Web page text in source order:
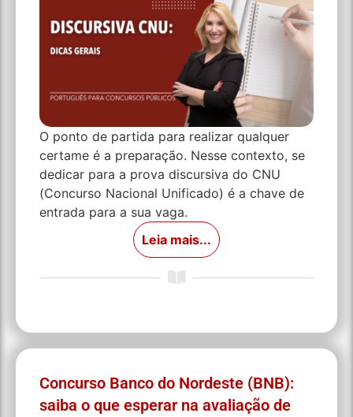
O ponto de partida para realizar qualquer
certame é a preparação. Nesse contexto, se
dedicar para a prova discursiva do CNU
(Concurso Nacional Unificado) é a chave de
entrada para a sua vaga.
Leia mais...
Concurso Banco do Nordeste (BNB):
saiba o que esperar na avaliação de